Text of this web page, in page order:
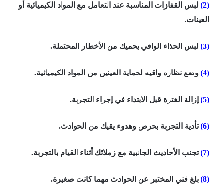
(2)
لبس القفازات المناسبة عند التعامل مع المواد الكيميائية أو
العينات.
(3) لبس الحذاء الواقي يحميك من الأخطار المحتملة.
(4) وضع نظاره واقيه لحماية العينين من المواد الكيميائية.
(5) إزالة الغترة قبل الابتداء في إجراء التجربة.
(6) تأدية التجربة بحرص وهدوء يقيك من الحوادث.
(7) تجنب الأحاديث الجانبية مع زملائك أثناء القيام بالتجربة.
(8) بلغ فني المختبر عن الحوادث مهما كانت صغيرة.